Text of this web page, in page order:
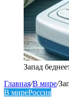
Запад
Главная/В мире/
В миреРоссия